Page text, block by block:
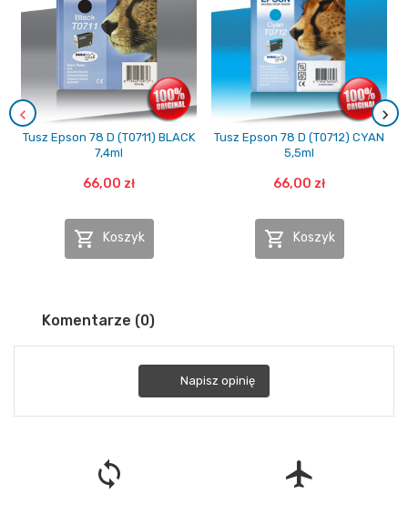
Tusz Epson 78 D (T0711) BLACK
7,4ml
66,00 zł
 Koszyk
Tusz Epson 78 D (T0712) CYAN
5,5ml
66,00 zł
 Koszyk
Komentarze (0)
Napisz opinię
loop flight